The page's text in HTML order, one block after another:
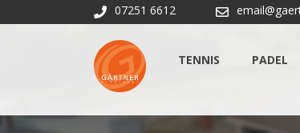
07251 6612
TENNIS PADEL